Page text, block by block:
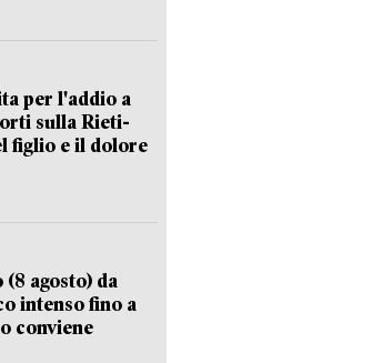
per l'addio a
sulla Rieti-
figlio e il dolore
(8 agosto) da
intenso fino a
conviene